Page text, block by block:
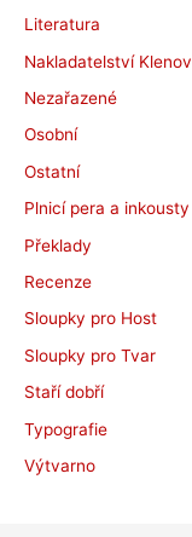
Literatura
Nakladatelství Klenov
Nezařazené
Osobní
Ostatní
Plnicí pera a inkousty
Překlady
Recenze
Sloupky pro Host
Sloupky pro Tvar
Staří dobří
Typografie
Výtvarno